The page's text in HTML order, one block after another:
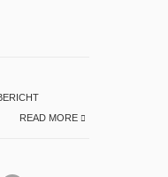
READ MORE